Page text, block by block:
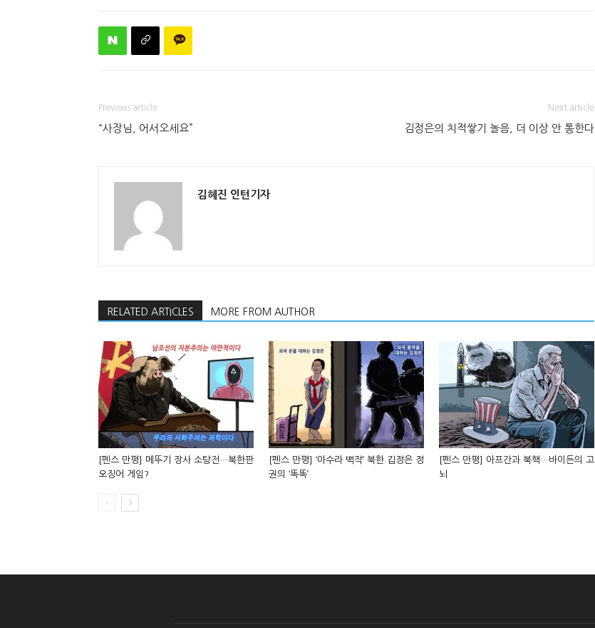
Previous article
“사장님, 어서오세요”
Next article
김정은의 치적쌓기 놀음, 더 이상 안 통한다
김혜진 인턴기자
RELATED ARTICLES MORE FROM AUTHOR
[펜스 만평] 메뚜기 장사 소탕전…북한판
오징어 게임?
[펜스 만평] ‘아수라 백작’ 북한 김정은 정
권의 ‘똑똑’
[펜스 만평] 아프간과 북핵…바이든의 고
뇌